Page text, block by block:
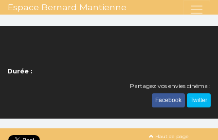
Espace Bernard Mantienne
Durée :
Partagez vos envies cinéma :
Facebook Twitter
Haut de page